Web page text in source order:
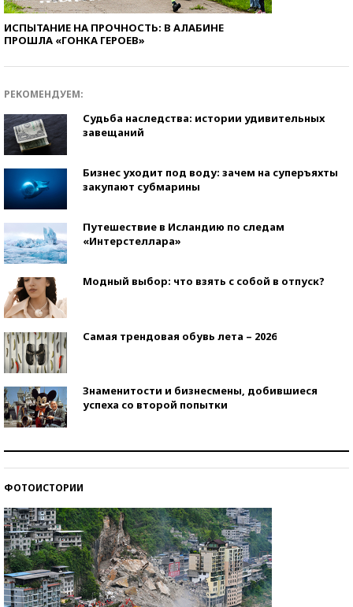
ИСПЫТАНИЕ НА ПРОЧНОСТЬ: В АЛАБИНЕ
ПРОШЛА «ГОНКА ГЕРОЕВ»
РЕКОМЕНДУЕМ:
Судьба наследства: истории удивительных
завещаний
Бизнес уходит под воду: зачем на суперъяхты
закупают субмарины
Путешествие в Исландию по следам
«Интерстеллара»
Модный выбор: что взять с собой в отпуск?
Самая трендовая обувь лета – 2026
Знаменитости и бизнесмены, добившиеся
успеха со второй попытки
ФОТОИСТОРИИ